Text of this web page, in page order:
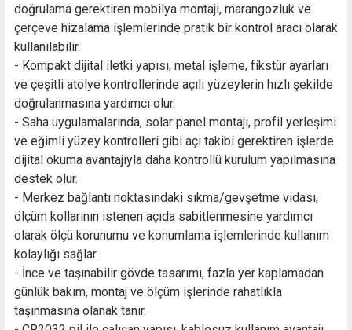
doğrulama gerektiren mobilya montajı, marangozluk ve
çerçeve hizalama işlemlerinde pratik bir kontrol aracı olarak
kullanılabilir.
- Kompakt dijital iletki yapısı, metal işleme, fikstür ayarları
ve çeşitli atölye kontrollerinde açılı yüzeylerin hızlı şekilde
doğrulanmasına yardımcı olur.
- Saha uygulamalarında, solar panel montajı, profil yerleşimi
ve eğimli yüzey kontrolleri gibi açı takibi gerektiren işlerde
dijital okuma avantajıyla daha kontrollü kurulum yapılmasına
destek olur.
- Merkez bağlantı noktasındaki sıkma/gevşetme vidası,
ölçüm kollarının istenen açıda sabitlenmesine yardımcı
olarak ölçü korunumu ve konumlama işlemlerinde kullanım
kolaylığı sağlar.
- İnce ve taşınabilir gövde tasarımı, fazla yer kaplamadan
günlük bakım, montaj ve ölçüm işlerinde rahatlıkla
taşınmasına olanak tanır.